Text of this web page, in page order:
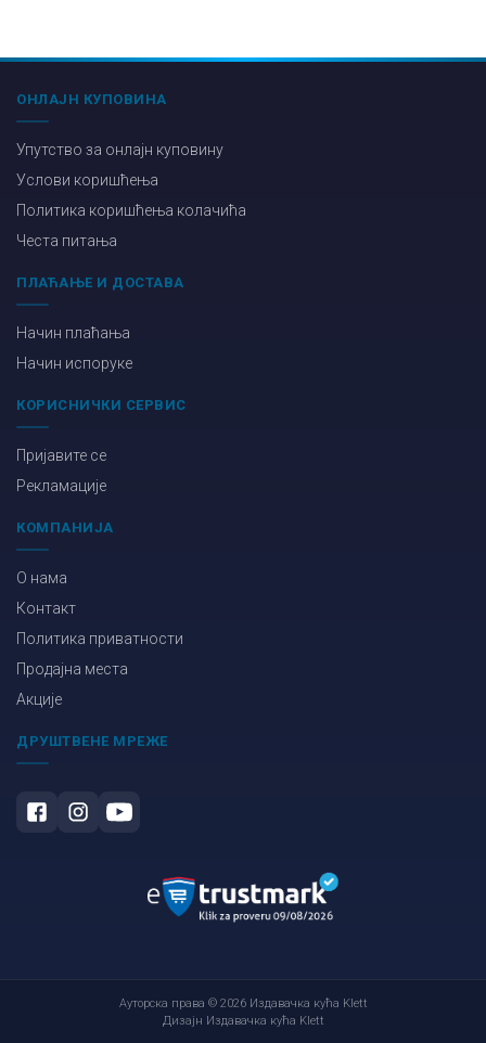
ОНЛАЈН КУПОВИНА
Упутство за онлајн куповину
Услови коришћења
Политика коришћења колачића
Честа питања
ПЛАЋАЊЕ И ДОСТАВА
Начин плаћања
Начин испоруке
КОРИСНИЧКИ СЕРВИС
Пријавите се
Рекламације
КОМПАНИЈА
О нама
Контакт
Политика приватности
Продајна места
Акције
ДРУШТВЕНЕ МРЕЖЕ
Ауторска права © 2026 Издавачка кућа Klett
Дизајн Издавачка кућа Klett